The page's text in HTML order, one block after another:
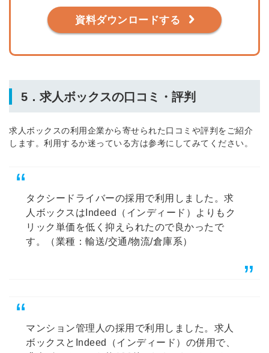
資料ダウンロードする
5．求人ボックスの口コミ・評判
求人ボックスの利用企業から寄せられた口コミや評判をご紹介
します。利用するか迷っている方は参考にしてみてください。
タクシードライバーの採用で利用しました。求
人ボックスはIndeed（インディード）よりもク
リック単価を低く抑えられたので良かったで
す。（業種：輸送/交通/物流/倉庫系）
マンション管理人の採用で利用しました。求人
ボックスとIndeed（インディード）の併用で、